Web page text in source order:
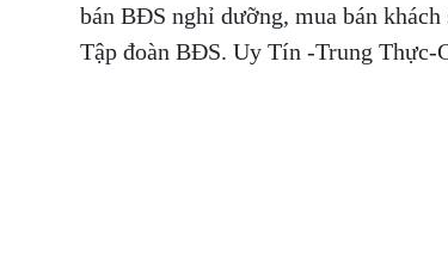
bán BĐS nghỉ dưỡng, mua bán
Tập đoàn BĐS. Uy Tín -Trung